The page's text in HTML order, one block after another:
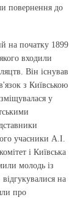
повернення до
на початку 1899
входили
Він існував
з Київською
у
учасники А.І.
і Київська
молодь із
на
про